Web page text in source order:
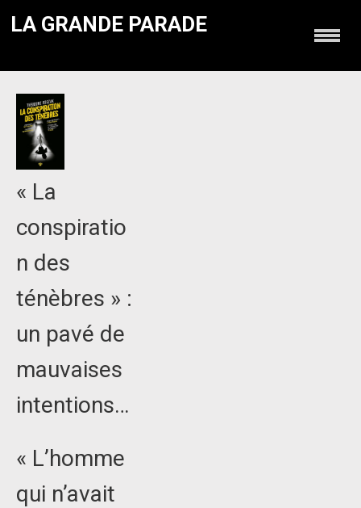
LA GRANDE PARADE
« La
conspiratio
n des
ténèbres » :
un pavé de
mauvaises
intentions…
« L’homme
qui n’avait